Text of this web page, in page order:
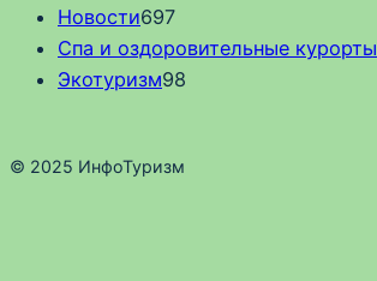
Новости697
Спа и оздоровительные курорты
Экотуризм98
© 2025 ИнфоТуризм